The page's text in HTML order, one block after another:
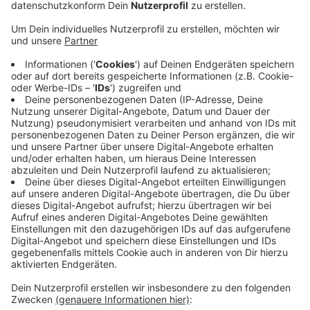
Veröffentlicht:Freitag, 31.01.2020 05:21
Anzeige
Seit 25 Jahren werden in der Vorweihnachtszeit in
Weidenau Weihnachtsbäume für den guten Zweck
verkauft. Seit drei Jahren macht das Moritz Bender
auf dem Gelände der Baustoffhandlung Göbel in
Weidenau. Insgesamt 7.200 Euro aus dem
Tannenbaumverkauf hat er gestern mit symbolischen
Spendenschecks übergeben. Jeweils zur Hälfte an die
Kinderinsel der DRK-Kinderklinik und an unsere Aktion
Lichtblicke. Mit dem Verkauf war er so erfolgreich wie
2018, sagt Bender im Radio-Siegen-Interview.
Anzeige